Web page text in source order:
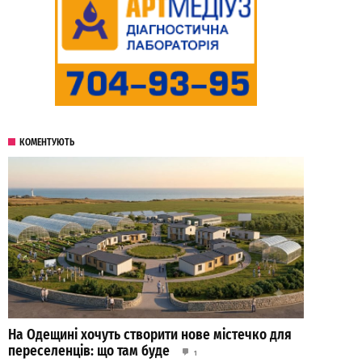
КОМЕНТУЮТЬ
На Одещині хочуть створити нове містечко для
переселенців: що там буде
1